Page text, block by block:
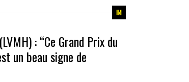
: “Ce Grand Prix du
un beau signe de